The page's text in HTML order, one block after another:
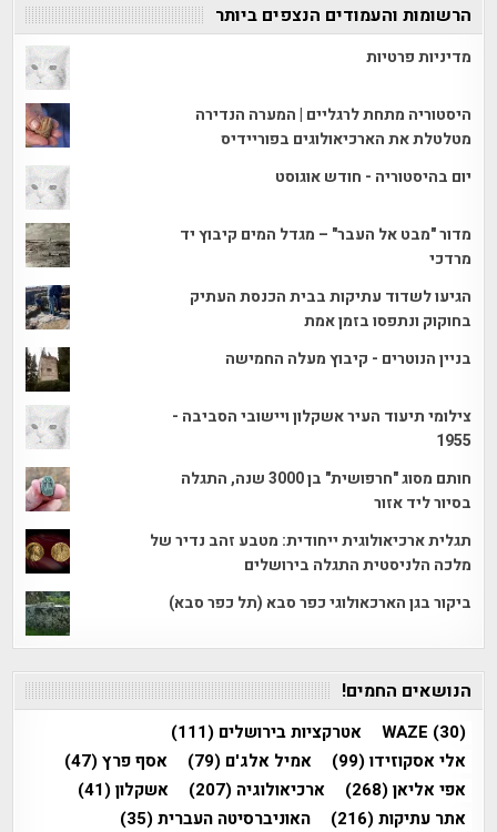
הרשומות והעמודים הנצפים ביותר
מדיניות פרטיות
היסטוריה מתחת לרגליים | המערה הנדירה
מטלטלת את הארכיאולוגים בפוריידיס
יום בהיסטוריה - חודש אוגוסט
מדור "מבט אל העבר" – מגדל המים קיבוץ יד
מרדכי
הגיעו לשדוד עתיקות בבית הכנסת העתיק
בחוקוק ונתפסו בזמן אמת
בניין הנוטרים - קיבוץ מעלה החמישה
צילומי תיעוד העיר אשקלון ויישובי הסביבה -
1955
חותם מסוג "חרפושית" בן 3000 שנה, התגלה
בסיור ליד אזור
תגלית ארכיאולוגית ייחודית: מטבע זהב נדיר של
מלכה הלניסטית התגלה בירושלים
ביקור בגן הארכאולוגי כפר סבא (תל כפר סבא)
הנושאים החמים!
WAZE (30) אטרקציות בירושלים (111)
אלי אסקוזידו(99) אמיל אלג'ם (79) אסף פרץ(47)
אפי אליאן(268) ארכיאולוגיה (207) אשקלון(41)
אתר עתיקות(216) האוניברסיטה העברית(35)